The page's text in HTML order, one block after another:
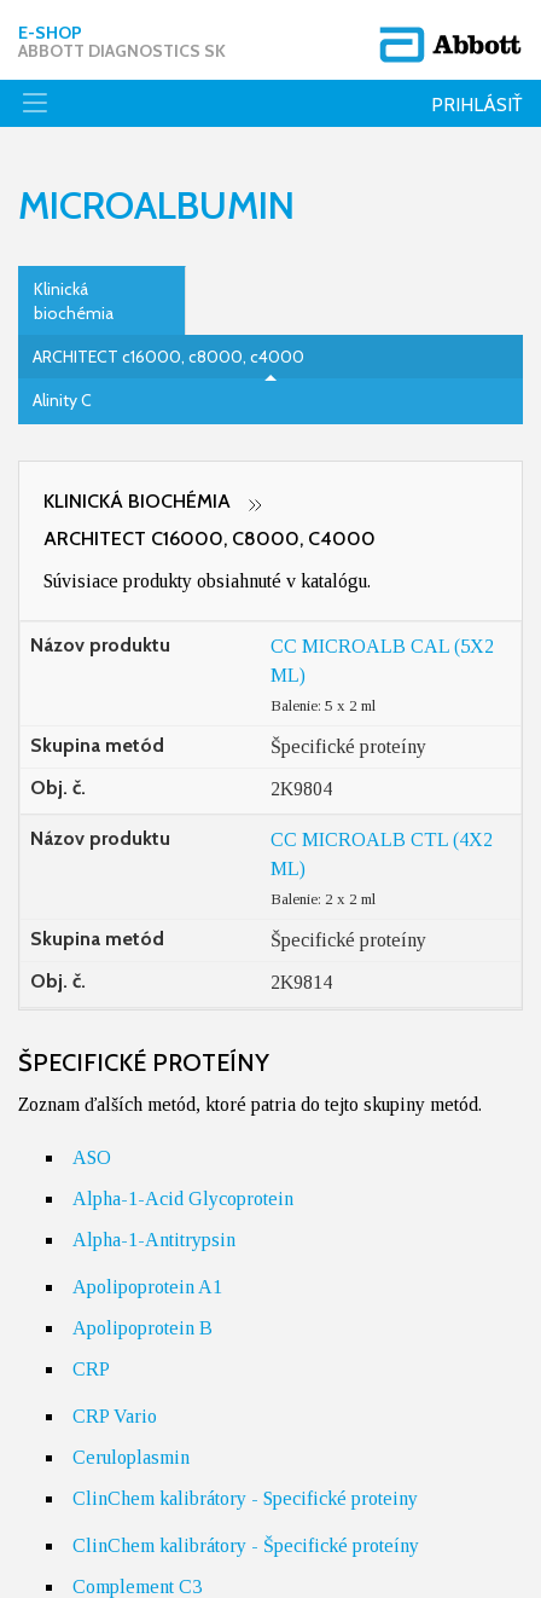
E-SHOP
ABBOTT DIAGNOSTICS SK
PRIHLÁSIŤ
MICROALBUMIN
Klinická
biochémia
ARCHITECT c16000, c8000, c4000
Alinity C
KLINICKÁ BIOCHÉMIA
ARCHITECT C16000, C8000, C4000
Súvisiace produkty obsiahnuté v katalógu.
Názov produktu
CC MICROALB CAL (5X2
ML)
Balenie: 5 x 2 ml
Skupina metód Špecifické proteíny
Obj. č. 2K9804
Názov produktu
CC MICROALB CTL (4X2
ML)
Balenie: 2 x 2 ml
Skupina metód Špecifické proteíny
Obj. č. 2K9814
ŠPECIFICKÉ PROTEÍNY
Zoznam ďalších metód, ktoré patria do tejto skupiny metód.
ASO
Alpha-1-Acid Glycoprotein
Alpha-1-Antitrypsin
Apolipoprotein A1
Apolipoprotein B
CRP
CRP Vario
Ceruloplasmin
ClinChem kalibrátory - Specifické proteiny
ClinChem kalibrátory - Špecifické proteíny
Complement C3